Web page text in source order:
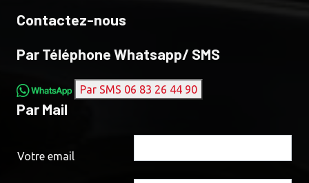
Contactez-nous
Par Téléphone Whatsapp/ SMS
Par SMS 06 83 26 44 90
Par Mail
Votre email